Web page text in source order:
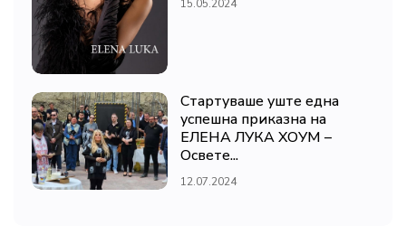
15.05.2024
Стартуваше уште една
успешна приказна на
ЕЛЕНА ЛУКА ХОУМ –
Освете...
12.07.2024